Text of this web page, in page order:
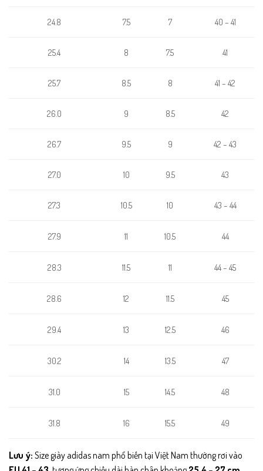
24.8 7.5 7 40 – 41
25.4 8 7.5 41
25.7 8.5 8 41 – 42
26.0 9 8.5 42
26.7 9.5 9 42 – 43
27.0 10 9.5 43
27.3 10.5 10 43 – 44
27.9 11 10.5 44
28.3 11.5 11 44 – 45
28.6 12 11.5 45
29.4 13 12.5 46
30.2 14 13.5 47
31.0 15 14.5 48
31.8 16 15.5 49
Lưu ý: Size giày adidas nam phổ biến tại Việt Nam thường rơi vào